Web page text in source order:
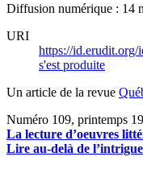
Diffusion numérique : 14
URI
https://id.erudit.org/
s'est produite
Un article de la revue
Numéro 109, printemps
La lecture d’oeuvres
Lire au-delà de l’intrigue